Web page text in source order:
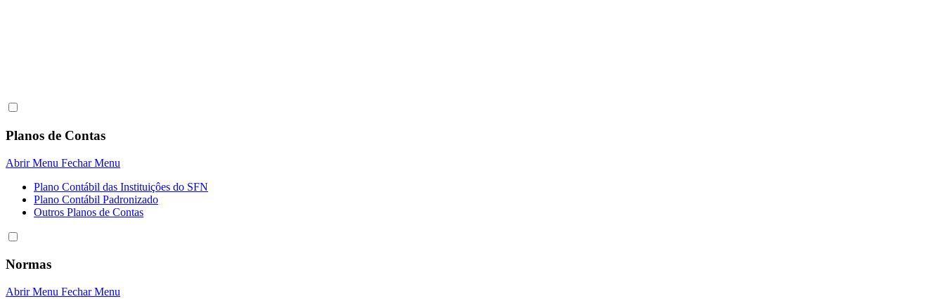
Planos de Contas
Abrir Menu Fechar Menu
Plano Contábil das Instituiçôes do SFN
Plano Contábil Padronizado
Outros Planos de Contas
Normas
Abrir Menu Fechar Menu